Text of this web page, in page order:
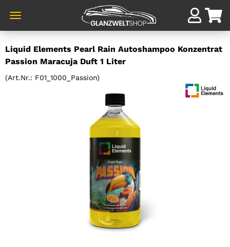
zum
Hauptinhalt
Liquid Elements Pearl Rain Autoshampoo Konzentrat
Passion Maracuja Duft 1 Liter
(Art.Nr.: F01_1000_Passion)